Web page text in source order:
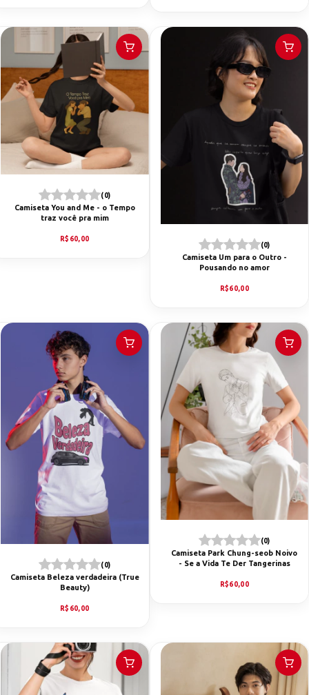
(0)
Camiseta You and Me - o Tempo
traz você pra mim
R$60,00
(0)
Camiseta Um para o Outro -
Pousando no amor
R$60,00
(0)
Camiseta Beleza verdadeira (True
Beauty)
R$60,00
(0)
Camiseta Park Chung-seob Noivo
- Se a Vida Te Der Tangerinas
R$60,00